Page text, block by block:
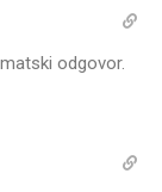
odgovor.